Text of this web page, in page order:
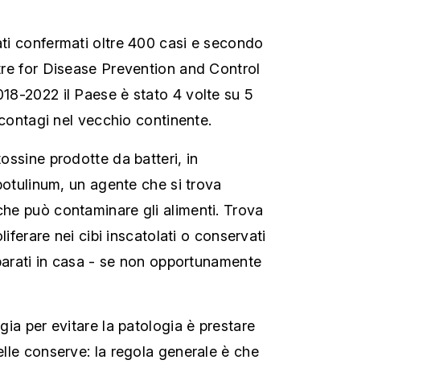
confermati oltre 400 casi e secondo
for Disease Prevention and Control
2022 il Paese è stato 4 volte su 5
nel vecchio continente.
prodotte da batteri, in
un agente che si trova
può contaminare gli alimenti. Trova
nei cibi inscatolati o conservati
in casa - se non opportunamente
per evitare la patologia è prestare
conserve: la regola generale è che